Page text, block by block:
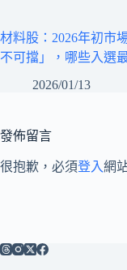
材料股：2026年初市
不可擋」，哪些入選
2026/01/13
發佈留言
很抱歉，必須登入網